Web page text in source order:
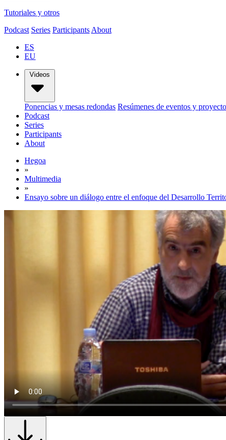
Tutoriales y otros
Podcast Series Participants About
ES
EU
Videos
Ponencias y mesas redondas Resúmenes de eventos y
Podcast
Series
Participants
About
Hegoa
»
Multimedia
»
Ensayo sobre un diálogo entre el enfoque del Desarrollo